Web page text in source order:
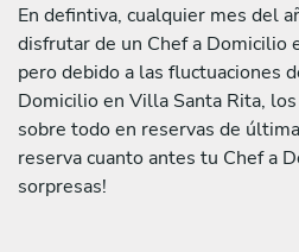
En defintiva, cualquier mes del
disfrutar de un Chef a Domicilio
pero debido a las fluctuaciones
Domicilio en Villa Santa Rita,
sobre todo en reservas de
reserva cuanto antes tu Chef a
sorpresas!